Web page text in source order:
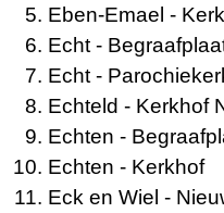
Eben-Emael -
Echt -
Echt -
Echteld - Kerkhof
Echten -
Echten - Kerkhof
Eck en Wiel -